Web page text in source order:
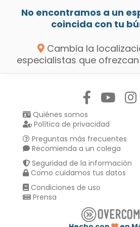
No encontramos a un
coincida con tu
Cambia la
especialistas que
Quiénes somos
Política de privacidad
Preguntas más frecuentes
Recomienda a un colega
Seguridad de la información
Como cuidamos tus datos
Condiciones de uso
Prensa